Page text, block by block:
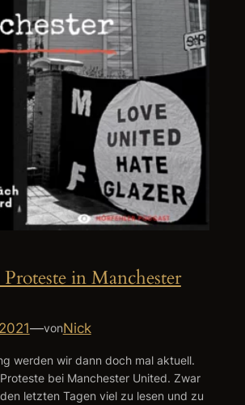
in Manchester
—vonNick
werden wir dann doch mal aktuell.
bei Manchester United. Zwar
letzten Tagen viel zu lesen und zu